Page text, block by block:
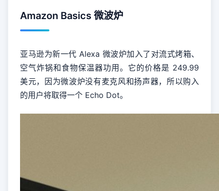
Amazon Basics 微波炉
亚马逊为新一代 Alexa 微波炉加入了对流式烤箱、
空气炸锅和食物保温器功用。它的价格是 249.99
美元，因为微波炉没有麦克风和扬声器，所以购入
的用户将取得一个 Echo Dot。